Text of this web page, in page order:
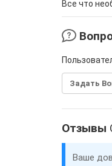
Все что
Задать
Отзывы
Ваше